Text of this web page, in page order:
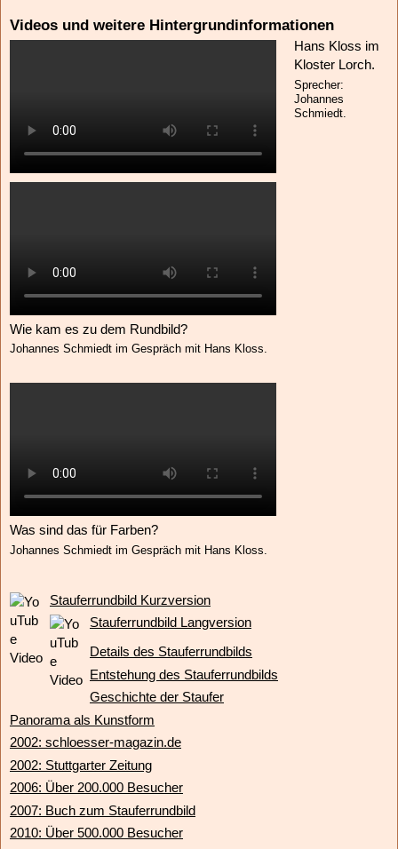
Videos und weitere Hintergrundinformationen
Hans Kloss im
Kloster Lorch.
Sprecher:
Johannes
Schmiedt.
Wie kam es zu dem Rundbild?
Johannes Schmiedt im Gespräch mit Hans Kloss.
Was sind das für Farben?
Johannes Schmiedt im Gespräch mit Hans Kloss.
Stauferrundbild Kurzversion
Stauferrundbild Langversion
Details des Stauferrundbilds
Entstehung des Stauferrundbilds
Geschichte der Staufer
Panorama als Kunstform
2002: schloesser-magazin.de
2002: Stuttgarter Zeitung
2006: Über 200.000 Besucher
2007: Buch zum Stauferrundbild
2010: Über 500.000 Besucher